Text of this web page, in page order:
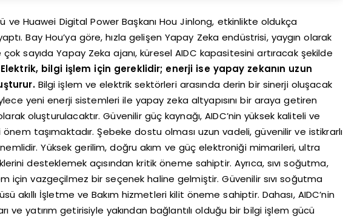
ve Huawei Digital Power Başkanı Hou Jinlong, etkinlikte oldukça
yaptı. Bay Hou’ya göre, hızla gelişen Yapay Zeka endüstrisi, yaygın olarak
sayıda Yapay Zeka ajanı, küresel AIDC kapasitesini artıracak şekilde
Elektrik, bilgi işlem için gereklidir; enerji ise yapay zekanın uzun
Bilgi işlem ve elektrik sektörleri arasında derin bir sinerji oluşacak
yeni enerji sistemleri ile yapay zeka altyapısını bir araya getiren
oluşturulacaktır. Güvenilir güç kaynağı, AIDC’nin yüksek kaliteli ve
taşımaktadır. Şebeke dostu olması uzun vadeli, güvenilir ve istikrarlı
Yüksek gerilim, doğru akım ve güç elektroniği mimarileri, ultra
desteklemek açısından kritik öneme sahiptir. Ayrıca, sıvı soğutma,
için vazgeçilmez bir seçenek haline gelmiştir. Güvenilir sıvı soğutma
akıllı İşletme ve Bakım hizmetleri kilit öneme sahiptir. Dahası, AIDC’nin
ve yatırım getirisiyle yakından bağlantılı olduğu bir bilgi işlem gücü